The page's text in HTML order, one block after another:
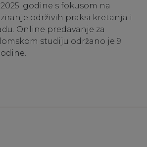
godine s fokusom na
održivih praksi kretanja i
Online predavanje za
studiju održano je 9.